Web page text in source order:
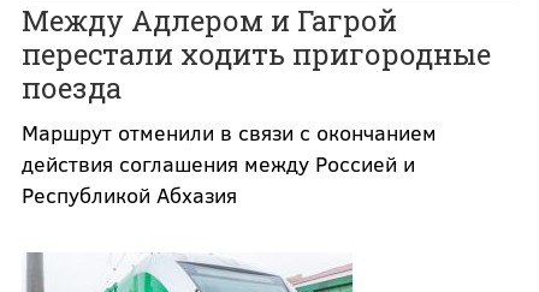
Между Адлером и Гагрой
перестали ходить пригородные
поезда
Маршрут отменили в связи с окончанием
действия соглашения между Россией и
Республикой Абхазия